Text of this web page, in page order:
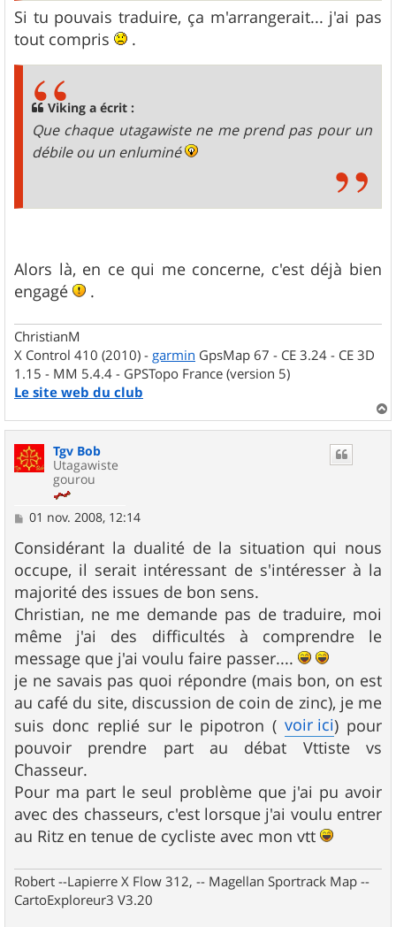
Si tu pouvais traduire, ça m'arrangerait... j'ai pas
tout compris
.
Viking a écrit :
Que chaque utagawiste ne me prend pas pour un
débile ou un enluminé
Alors là, en ce qui me concerne, c'est déjà bien
engagé
.
ChristianM
X Control 410 (2010) - garmin GpsMap 67 - CE 3.24 - CE 3D
1.15 - MM 5.4.4 - GPSTopo France (version 5)
Le site web du club
a
Tgv Bob
Utagawiste
gourou
M
s
s
a
g
e
01 nov. 2008, 12:14
Considérant la dualité de la situation qui nous
occupe, il serait intéressant de s'intéresser à la
majorité des issues de bon sens.
Christian, ne me demande pas de traduire, moi
même j'ai des difficultés à comprendre le
message que j'ai voulu faire passer....
je ne savais pas quoi répondre (mais bon, on est
au café du site, discussion de coin de zinc), je me
suis donc replié sur le pipotron (voir ici) pour
pouvoir prendre part au débat Vttiste vs
Chasseur.
Pour ma part le seul problème que j'ai pu avoir
avec des chasseurs, c'est lorsque j'ai voulu entrer
au Ritz en tenue de cycliste avec mon vtt
Robert --Lapierre X Flow 312, -- Magellan Sportrack Map --
CartoExploreur3 V3.20